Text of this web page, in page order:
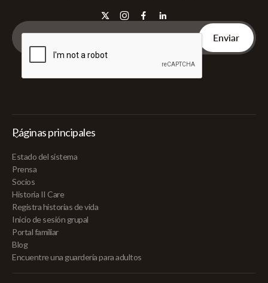
Páginas principales
Estado del sistema
Prensa
Socios
Historia II Care
Registra historias de vida
Inicio de sesión grupal
Portal familiar
Blog
Encuentre una guardería para adultos